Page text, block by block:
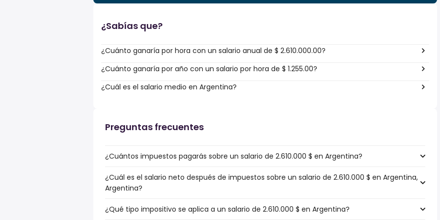
¿Sabías que?
¿Cuánto ganaría por hora con un salario anual de $ 2.610.000.00?
¿Cuánto ganaría por año con un salario por hora de $ 1.255.00?
¿Cuál es el salario medio en Argentina?
Preguntas frecuentes
¿Cuántos impuestos pagarás sobre un salario de 2.610.000 $ en Argentina?
¿Cuál es el salario neto después de impuestos sobre un salario de 2.610.000 $ en Argentina,
Argentina?
¿Qué tipo impositivo se aplica a un salario de 2.610.000 $ en Argentina?